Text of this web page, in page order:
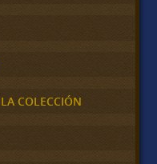
COLECCIÓN